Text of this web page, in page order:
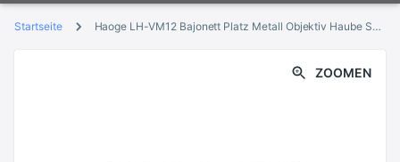
Startseite Haoge LH-VM12 Bajonett Platz Metall Objektiv Haube Schatten für Voigtlander 35mm f2 1:2/35 ULTRON Asphärische Vintage Linie VM Objektiv
ZOOMEN